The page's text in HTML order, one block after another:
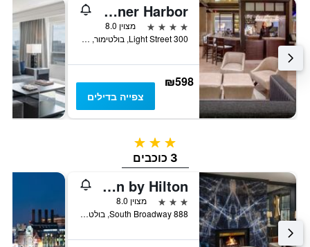
Hyatt Regency Baltimore Inner Harbor
4 כוכבים
מצוין 8.0
300 Light Street, בולטימור, MD, ארצות הברית
₪598
צפייה בדילים
3 כוכבים
3 כוכבים
The William Fell Baltimore, Tapestry Collection by Hilton
3 כוכבים
מצוין 8.0
888 South Broadway, בולטימור, MD, ארצות הברית